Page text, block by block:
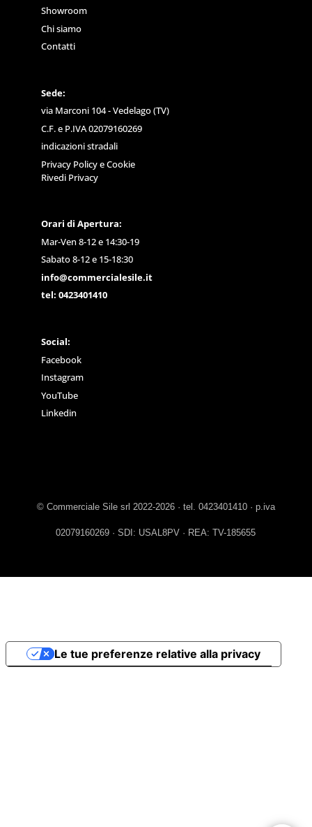
Showroom
Chi siamo
Contatti
Sede:
via Marconi 104 - Vedelago (TV)
C.F. e P.IVA 02079160269
indicazioni stradali
Privacy PolicyeCookie
Rivedi Privacy
Orari di Apertura:
Mar-Ven 8-12 e 14:30-19
Sabato 8-12 e 15-18:30
info@commercialesile.it
tel: 0423401410
Social:
Facebook
Instagram
YouTube
Linkedin
© Commerciale Sile srl 2022-2026 · tel. 0423401410 · p.iva
02079160269 · SDI: USAL8PV · REA: TV-185655
Le tue preferenze relative alla privacy